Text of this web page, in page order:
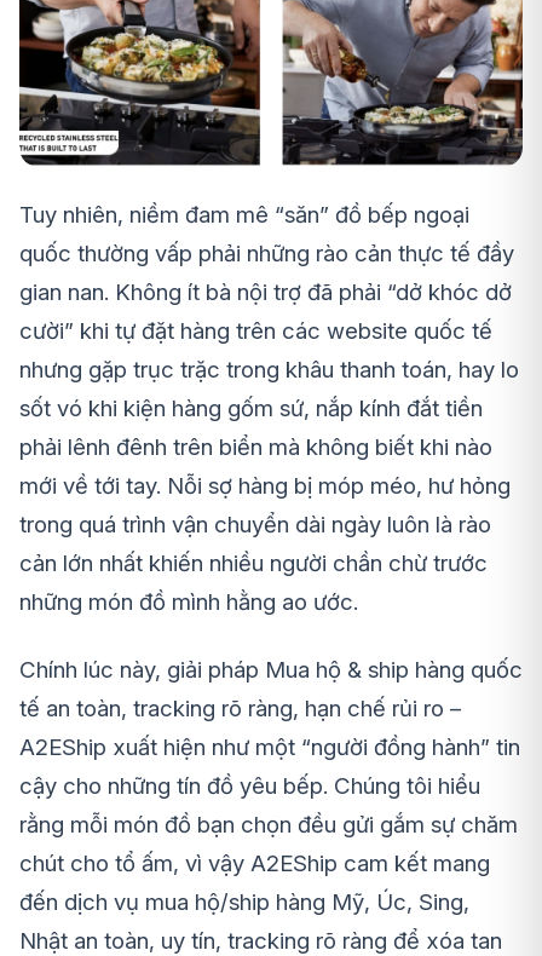
Tuy nhiên, niềm đam mê “săn” đồ bếp ngoại
quốc thường vấp phải những rào cản thực tế đầy
gian nan. Không ít bà nội trợ đã phải “dở khóc dở
cười” khi tự đặt hàng trên các website quốc tế
nhưng gặp trục trặc trong khâu thanh toán, hay lo
sốt vó khi kiện hàng gốm sứ, nắp kính đắt tiền
phải lênh đênh trên biển mà không biết khi nào
mới về tới tay. Nỗi sợ hàng bị móp méo, hư hỏng
trong quá trình vận chuyển dài ngày luôn là rào
cản lớn nhất khiến nhiều người chần chừ trước
những món đồ mình hằng ao ước.
Chính lúc này, giải pháp Mua hộ & ship hàng quốc
tế an toàn, tracking rõ ràng, hạn chế rủi ro –
A2EShip xuất hiện như một “người đồng hành” tin
cậy cho những tín đồ yêu bếp. Chúng tôi hiểu
rằng mỗi món đồ bạn chọn đều gửi gắm sự chăm
chút cho tổ ấm, vì vậy A2EShip cam kết mang
đến dịch vụ mua hộ/ship hàng Mỹ, Úc, Sing,
Nhật an toàn, uy tín, tracking rõ ràng để xóa tan